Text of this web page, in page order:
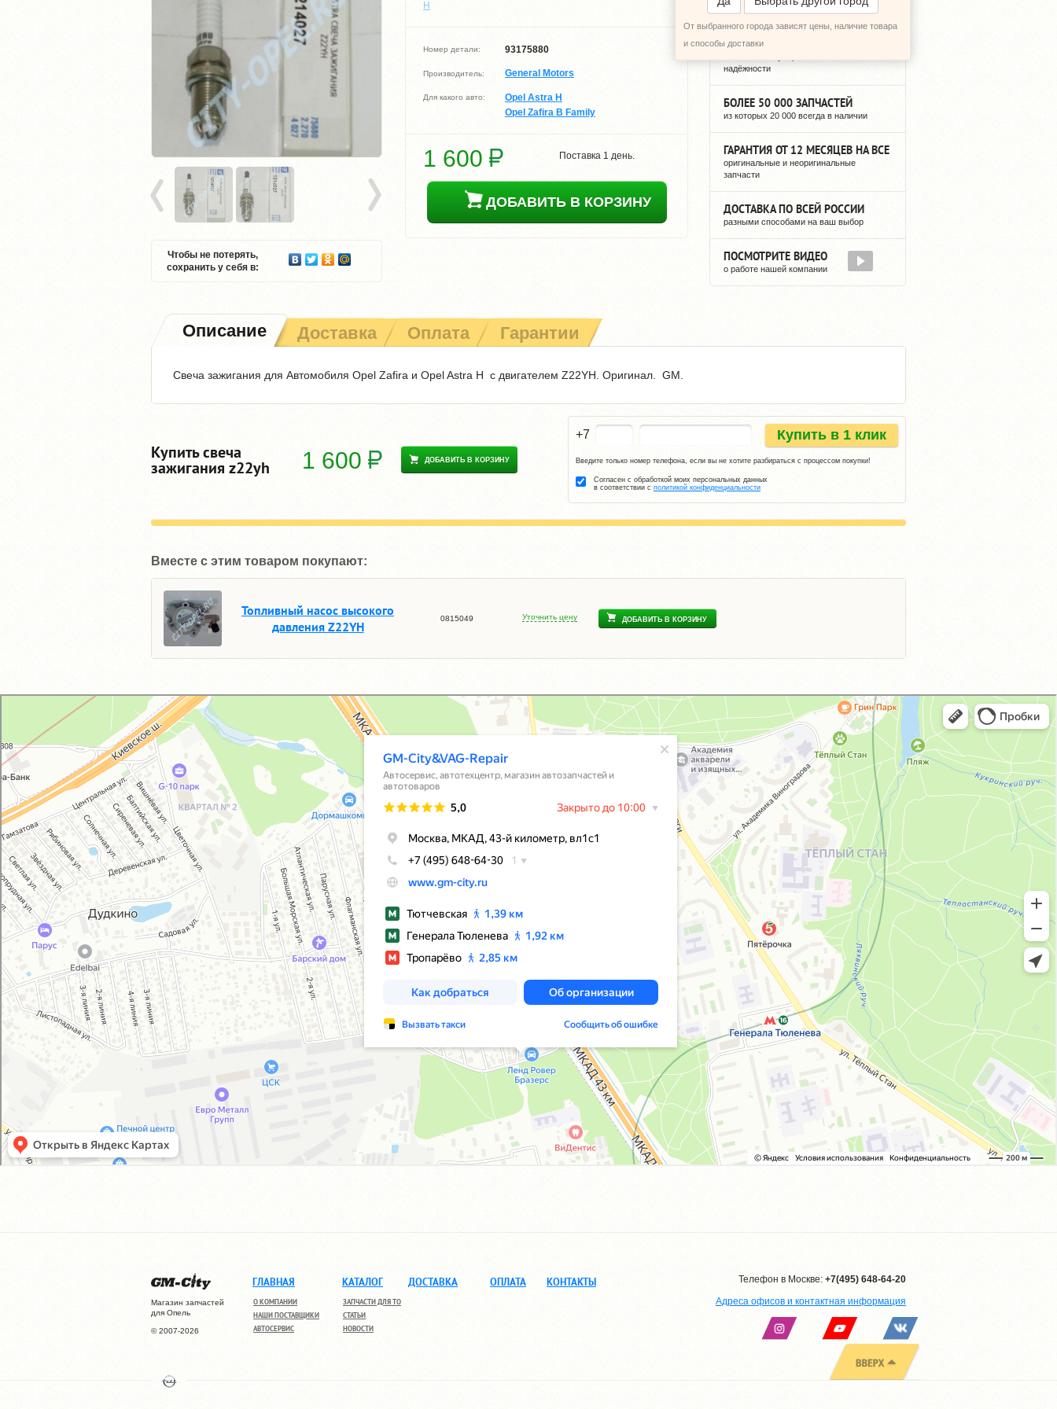
H
Чтобы не потерять,
сохранить у себя в:
Номер детали: 93175880
Производитель: General Motors
Для какого авто:
Opel Astra H
Opel Zafira B Family
1 600 Поставка 1 день.
ДОБАВИТЬ В КОРЗИНУ
От выбранного города зависят цены, наличие товара
и способы доставки12 ЛЕТ РЕГУЛЯРНЫХ ПОСТАВОК
надёжности
БОЛЕЕ 50 000 ЗАПЧАСТЕЙ
из которых 20 000 всегда в наличии
ГАРАНТИЯ ОТ 12 МЕСЯЦЕВ НА ВСЕ
оригинальные и неоригинальные
запчасти
ДОСТАВКА ПО ВСЕЙ РОССИИ
разными способами на ваш выбор
ПОСМОТРИТЕ ВИДЕО
о работе нашей компании
Описание Доставка Оплата Гарантии
Свеча зажигания для Автомобиля Opel Zafira и Opel Astra H с двигателем Z22YH. Оригинал. GM.
Купить свеча
зажигания z22yh 1 600 ДОБАВИТЬ В КОРЗИНУ
+7 Купить в 1 клик
Введите только номер телефона, если вы не хотите разбираться с процессом покупки!
Согласен с обработкой моих персональных данных
в соответствии с политикой конфиденциальности
Вместе с этим товаром покупают:
Топливный насос высокого
давления Z22YH
0815049 Уточнить цену ДОБАВИТЬ В КОРЗИНУ
GM-City&VAG-Repair
Автосервис, автотехцентр в Москве
Магазин автозапчастей и автотоваров в Москве
Магазин запчастей
для Опель
© 2007-2026
ГЛАВНАЯ
О КОМПАНИИ
НАШИ ПОСТАВЩИКИ
АВТОСЕРВИС
КАТАЛОГ
ЗАПЧАСТИ ДЛЯ ТО
СТАТЬИ
НОВОСТИ
ДОСТАВКА ОПЛАТА КОНТАКТЫ Телефон в Москве: +7(495) 648-64-20
Адреса офисов и контактная информация